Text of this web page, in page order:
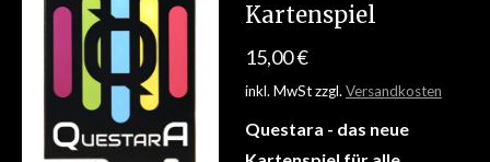
Kartenspiel
15,00 €
inkl. MwSt zzgl. Versandkosten
Questara - das neue